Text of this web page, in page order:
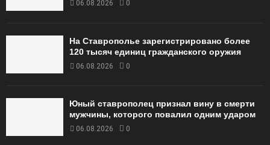
06.08.2026 0
На Ставрополье зарегистрировано более
120 тысяч единиц гражданского оружия
06.08.2026 0
Юный ставрополец признал вину в смерти
мужчины, которого повалил одним ударом
06.08.2026 0